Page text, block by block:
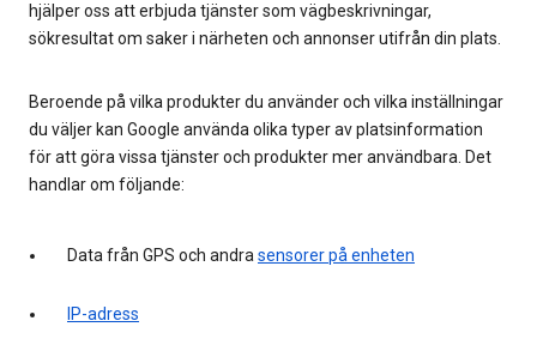
hjälper oss att erbjuda tjänster som vägbeskrivningar,
sökresultat om saker i närheten och annonser utifrån din plats.
Beroende på vilka produkter du använder och vilka inställningar
du väljer kan Google använda olika typer av platsinformation
för att göra vissa tjänster och produkter mer användbara. Det
handlar om följande:
Data från GPS och andra sensorer på enheten
IP-adress